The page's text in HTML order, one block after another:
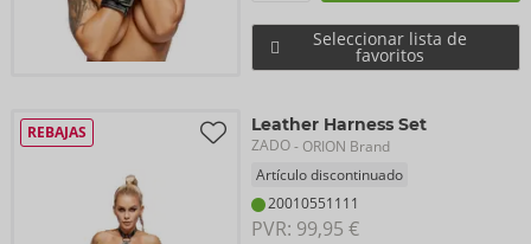
Seleccionar lista de
favoritos
REBAJAS Leather Harness Set
ZADO- ORION Brand
Artículo discontinuado
20010551111
PVR: 99,95 €